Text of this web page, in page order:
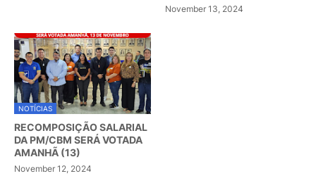
November 13, 2024
NOTÍCIAS
RECOMPOSIÇÃO SALARIAL
DA PM/CBM SERÁ VOTADA
AMANHÃ (13)
November 12, 2024